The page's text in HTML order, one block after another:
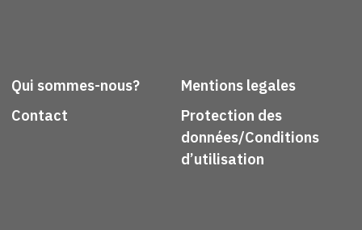
Qui sommes-nous?
Contact
Mentions legales
Protection des
données/Conditions
d’utilisation